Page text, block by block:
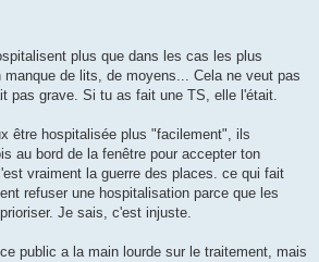
g
plus que dans les cas les plus
de lits, de moyens... Cela ne veut pas
pas grave. Si tu as fait une TS, elle l'était.
être hospitalisée plus "facilement", ils
au bord de la fenêtre pour accepter ton
vraiment la guerre des places. ce qui fait
refuser une hospitalisation parce que les
Je sais, c'est injuste.
public a la main lourde sur le traitement, mais